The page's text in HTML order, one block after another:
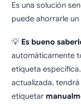
Es una solución
puede ahorrarle
💡 Es bueno
automáticamente
etiqueta
actualizada,
etiquetar